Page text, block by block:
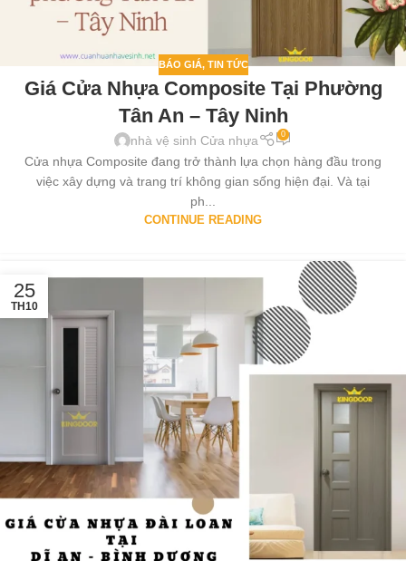
BÁO GIÁ, TIN TỨC
Giá Cửa Nhựa Composite Tại Phường
Tân An – Tây Ninh
nhà vệ sinh Cửa nhựa 0
Cửa nhựa Composite đang trở thành lựa chọn hàng đầu trong
việc xây dựng và trang trí không gian sống hiện đại. Và tại
ph...
CONTINUE READING
25
TH10